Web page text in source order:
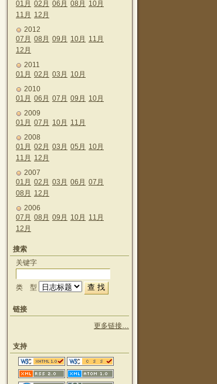
01月 02月 06月 08月
10月
11月
12月
2012
07月 08月 09月 10月
11月
12月
2011
01月 02月 03月
10月
2010
01月 06月 07月 09月
10月
2009
01月 07月 10月
11月
2008
01月 02月 03月 05月
10月
11月
12月
2007
01月 02月 03月 06月 07月
08月
12月
2006
07月 08月 09月 10月
11月
12月
搜索
关键字
类 型
链接
更多链接…
支持